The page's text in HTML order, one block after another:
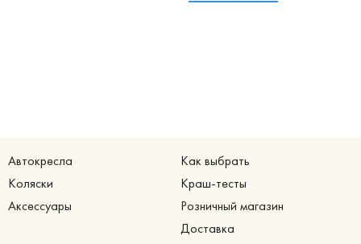
Автокресла
Коляски
Аксессуары
Как выбрать
Краш-тесты
Розничный магазин
Доставка